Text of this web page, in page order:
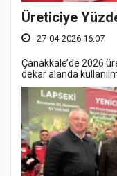
Üreticiye
27-04-2026 16:07
Çanakkale’de 2026
dekar alanda